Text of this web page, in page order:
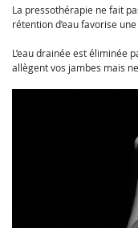
La pressothérapie ne fait
rétention d’eau favorise
L’eau drainée est éliminée
allègent vos jambes mais